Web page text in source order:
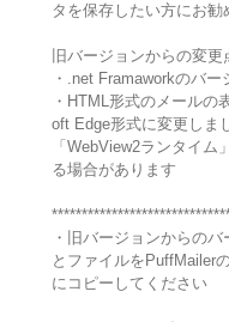
タを保存したい方にお勧
旧バージョンからの変更
・.net Framaworkのバー
・HTML形式のメールの
oft Edge形式に変更しま
「WebView2ランタイ
る場合があります
・旧バージョンからの
とファイルをPuffMailer
にコピーしてください